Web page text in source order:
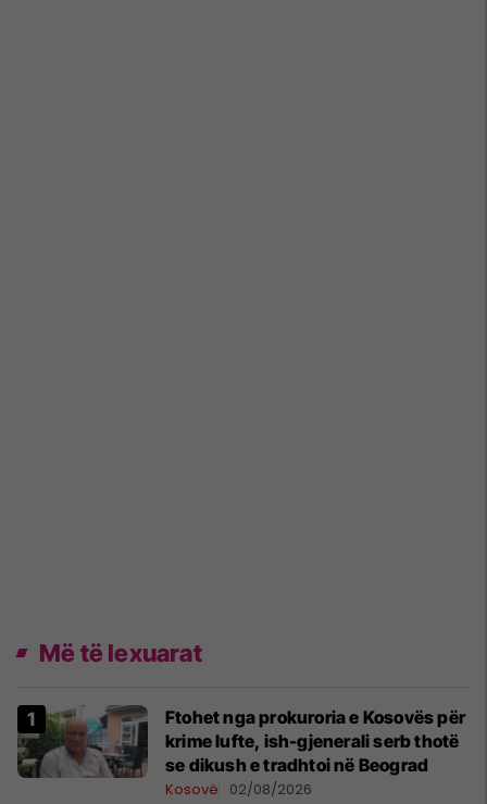
Më të lexuarat
Ftohet nga prokuroria e Kosovës për
krime lufte, ish-gjenerali serb thotë
se dikush e tradhtoi në Beograd
Kosovë 02/08/2026